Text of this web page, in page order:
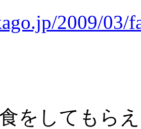
2009/03/
をしてもら